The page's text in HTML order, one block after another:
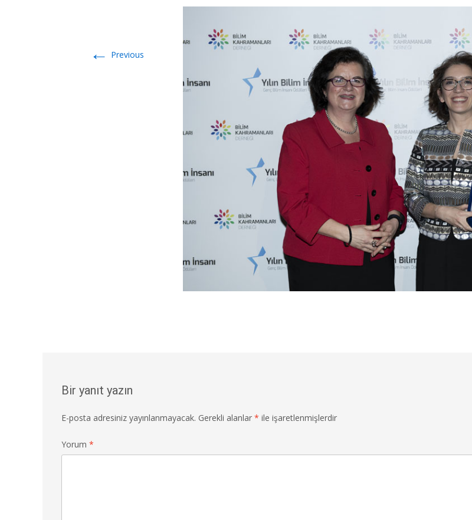
← Previous
Bir yanıt yazın
E-posta adresiniz yayınlanmayacak. Gerekli alanlar * ile işaretlenmişlerdir
Yorum *